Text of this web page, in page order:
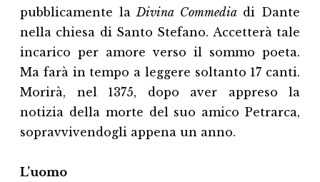
pubblicamente la Divina Commediadi Dante
nella chiesa di Santo Stefano. Accetterà tale
incarico per amore verso il sommo poeta.
Ma farà in tempo a leggere soltanto 17 canti.
Morirà, nel 1375, dopo aver appreso la
notizia della morte del suo amico Petrarca,
sopravvivendogli appena un anno.
L’uomo